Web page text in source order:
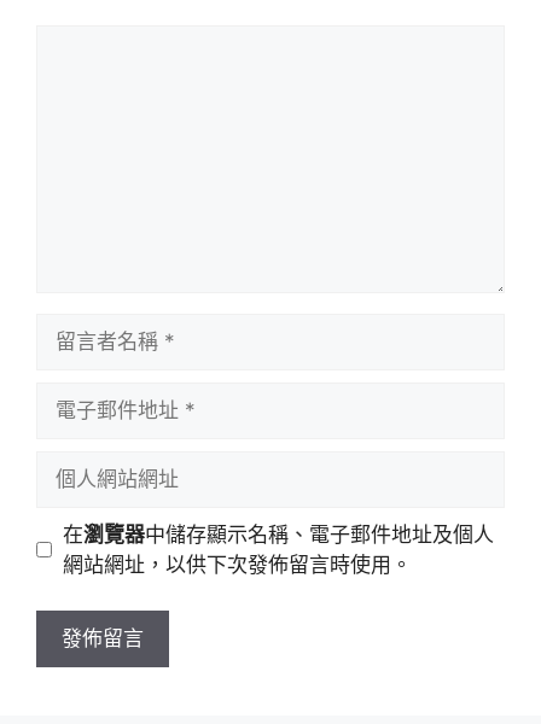
址
站
址
在瀏覽器中儲存顯示名稱、電子郵件地址及個人
網站網址，以供下次發佈留言時使用。